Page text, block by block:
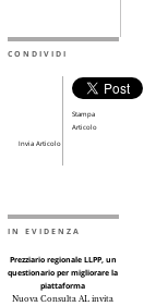
CONDIVIDI
Stampa
Articolo
Invia Articolo
IN EVIDENZA
Prezziario regionale LLPP, un
questionario per migliorare la
piattaforma
Nuova Consulta AL invita